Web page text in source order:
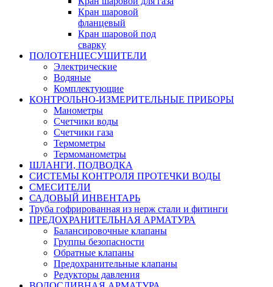
Кран шаровой
фланцевый
Кран шаровой под
сварку
ПОЛОТЕНЦЕСУШИТЕЛИ
Электрические
Водяные
Комплектующие
КОНТРОЛЬНО-ИЗМЕРИТЕЛЬНЫЕ ПРИБОРЫ
Манометры
Счетчики воды
Счетчики газа
Термометры
Термоманометры
ШЛАНГИ, ПОДВОДКА
СИСТЕМЫ КОНТРОЛЯ ПРОТЕЧКИ ВОДЫ
СМЕСИТЕЛИ
САДОВЫЙ ИНВЕНТАРЬ
Труба гофрированная из нерж стали и фитинги
ПРЕДОХРАНИТЕЛЬНАЯ АРМАТУРА
Балансировочные клапаны
Группы безопасности
Обратные клапаны
Предохранительные клапаны
Редукторы давления